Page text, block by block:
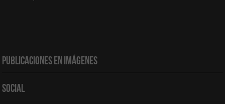
Publicaciones en Imágenes
Social